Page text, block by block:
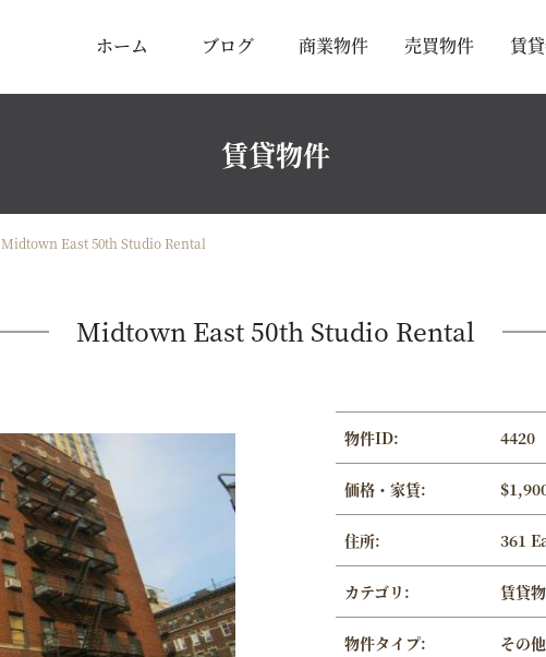
ホーム ブログ 商業物件 売買物件 賃
賃貸物件
Midtown East 50th Studio Rental
Midtown East 50th Studio Rental
物件ID: 4420
価格・家賃:
住所: 361
カテゴリ: 賃貸
物件タイプ: その他